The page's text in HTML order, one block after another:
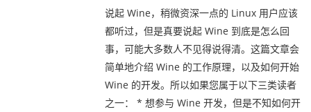
说起 Wine，稍微资深一点的 Linux 用户应该
都听过，但是真要说起 Wine 到底是怎么回
事，可能大多数人不见得说得清。这篇文章会
简单地介绍 Wine 的工作原理，以及如何开始
Wine 的开发。所以如果您属于以下三类读者
之一： * 想参与 Wine 开发，但是不知如何开